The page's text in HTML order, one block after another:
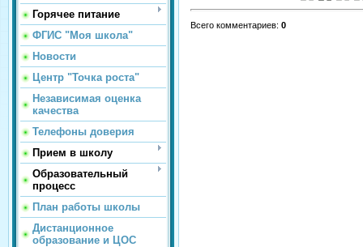
Горячее питание
ФГИС "Моя школа"
Новости
Центр "Точка роста"
Независимая оценка
качества
Телефоны доверия
Прием в школу
Образовательный
процесс
План работы школы
Дистанционное
образование и ЦОС
Всего комментариев: 0